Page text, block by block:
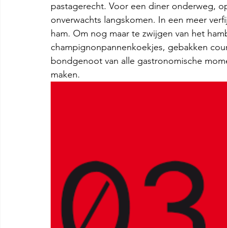
Claramunt apero
pastagerecht. Voor een diner onderweg,
onverwachts langskomen. In een meer
ham. Om nog maar te zwijgen van het
champignonpannenkoekjes, gebakken
bondgenoot van alle gastronomische
maken.